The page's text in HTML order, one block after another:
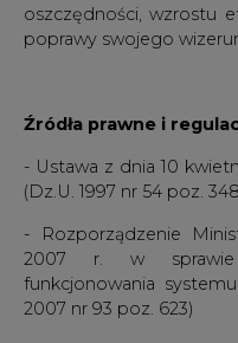
oszczędności, wzrostu
poprawy swojego
Źródła prawne i
- Ustawa z dnia 10
(Dz.U. 1997 nr 54 poz.
- Rozporządzenie
2007 r. w sprawie
funkcjonowania
2007 nr 93 poz. 623)